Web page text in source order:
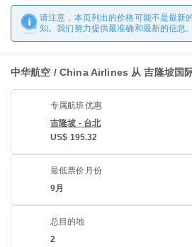
请注意，本页列出的价格可能不是最新
知。我们努力提供最准确和最新的信息。
中华航空 / China Airlines 从 吉隆坡国
专属航班优惠
吉隆坡 - 台北
US$ 195.32
最低票价月份
9月
总目的地
2